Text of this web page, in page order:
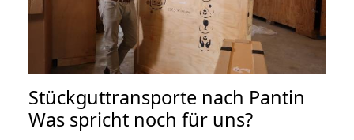
Stückguttransporte nach Pantin
Was spricht noch für uns?